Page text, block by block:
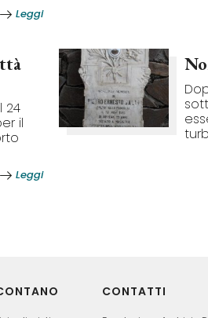
Leggi
24
il
Leggi
CONTATTI